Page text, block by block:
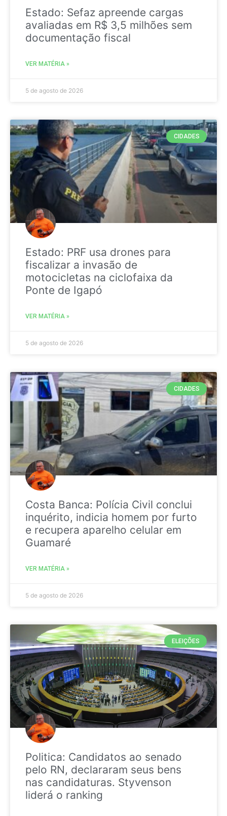
Estado: Sefaz apreende cargas
avaliadas em R$ 3,5 milhões sem
documentação fiscal
VER MATÉRIA »
5 de agosto de 2026
CIDADES
Estado: PRF usa drones para
fiscalizar a invasão de
motocicletas na ciclofaixa da
Ponte de Igapó
VER MATÉRIA »
5 de agosto de 2026
CIDADES
Costa Banca: Polícia Civil conclui
inquérito, indicia homem por furto
e recupera aparelho celular em
Guamaré
VER MATÉRIA »
5 de agosto de 2026
ELEIÇÕES
Politica: Candidatos ao senado
pelo RN, declararam seus bens
nas candidaturas. Styvenson
liderá o ranking